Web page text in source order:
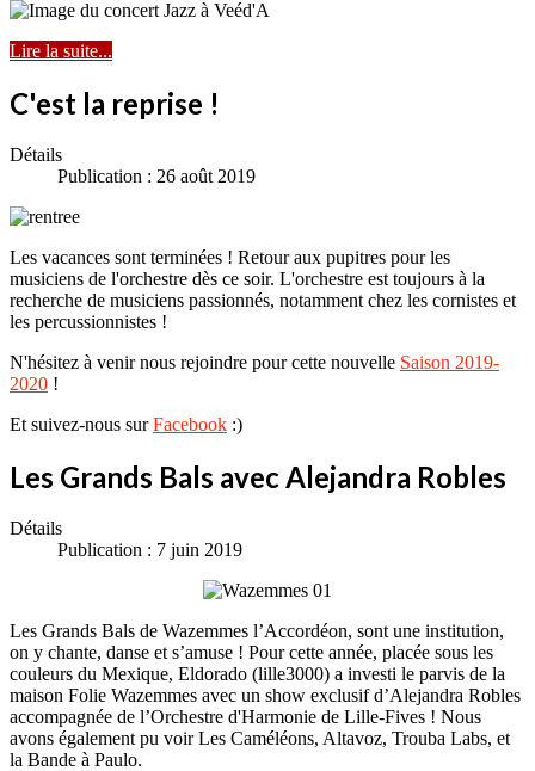
Lire la suite...
C'est la reprise !
Détails
Publication : 26 août 2019
Les vacances sont terminées ! Retour aux pupitres pour les
musiciens de l'orchestre dès ce soir. L'orchestre est toujours à la
recherche de musiciens passionnés, notamment chez les cornistes et
les percussionnistes !
N'hésitez à venir nous rejoindre pour cette nouvelle Saison 2019-
2020 !
Et suivez-nous surFacebook :)
Les Grands Bals avec Alejandra Robles
Détails
Publication : 7 juin 2019
Les Grands Bals de Wazemmes l’Accordéon, sont une institution,
on y chante, danse et s’amuse ! Pour cette année, placée sous les
couleurs du Mexique, Eldorado (lille3000) a investi le parvis de la
maison Folie Wazemmes avec un show exclusif d’Alejandra Robles
accompagnée de l’Orchestre d'Harmonie de Lille-Fives ! Nous
avons également pu voir Les Caméléons, Altavoz, Trouba Labs, et
la Bande à Paulo.